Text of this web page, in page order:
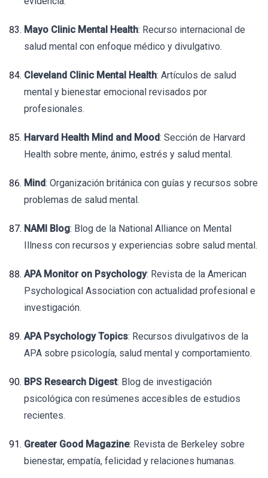
Mayo Clinic Mental Health: Recurso internacional de
salud mental con enfoque médico y divulgativo.
Cleveland Clinic Mental Health: Artículos de salud
mental y bienestar emocional revisados por
profesionales.
Harvard Health Mind and Mood: Sección de Harvard
Health sobre mente, ánimo, estrés y salud mental.
Mind: Organización británica con guías y recursos sobre
problemas de salud mental.
NAMI Blog: Blog de la National Alliance on Mental
Illness con recursos y experiencias sobre salud mental.
APA Monitor on Psychology: Revista de la American
Psychological Association con actualidad profesional e
investigación.
APA Psychology Topics: Recursos divulgativos de la
APA sobre psicología, salud mental y comportamiento.
BPS Research Digest: Blog de investigación
psicológica con resúmenes accesibles de estudios
recientes.
Greater Good Magazine: Revista de Berkeley sobre
bienestar, empatía, felicidad y relaciones humanas.